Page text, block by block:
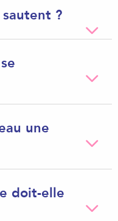
?
une
doit-elle